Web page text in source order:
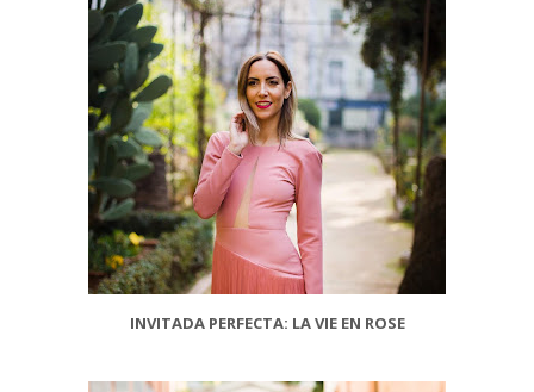
INVITADA PERFECTA: LA VIE EN ROSE